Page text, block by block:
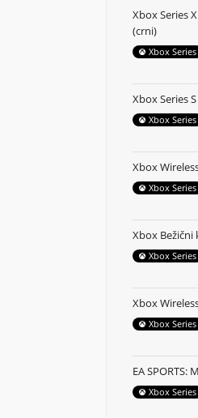
Xbox Series
(crni)
Xbox Series
Xbox Series
Xbox Series
Xbox
Xbox Series
Xbox
Xbox Series
Xbox
Xbox Series
EA SPORTS:
Xbox Series